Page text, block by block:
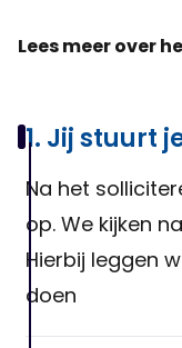
Lees meer over
1. Jij stuurt
Na het
op. We kijken
Hierbij leggen
doen